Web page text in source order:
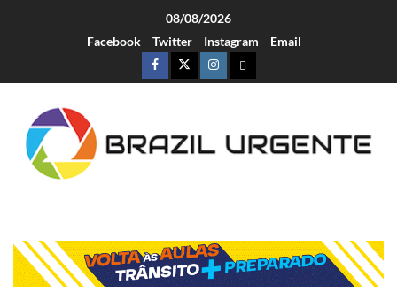
08/08/2026
Facebook
Twitter Instagram Email